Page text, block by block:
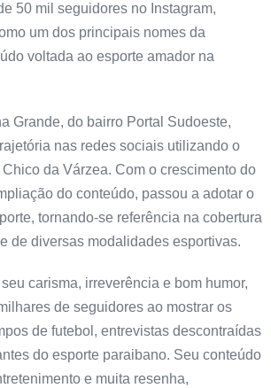
50 mil seguidores no Instagram,
um dos principais nomes da
voltada ao esporte amador na
Grande, do bairro Portal Sudoeste,
nas redes sociais utilizando o
da Várzea. Com o crescimento do
do conteúdo, passou a adotar o
tornando-se referência na cobertura
de diversas modalidades esportivas.
carisma, irreverência e bom humor,
de seguidores ao mostrar os
de futebol, entrevistas descontraídas
do esporte paraibano. Seu conteúdo
e muita resenha,